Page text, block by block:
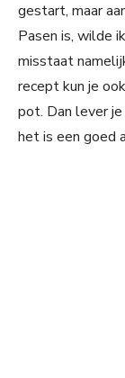
gestart, maar
Pasen is, wilde
misstaat
recept kun je
pot. Dan lever
het is een goed